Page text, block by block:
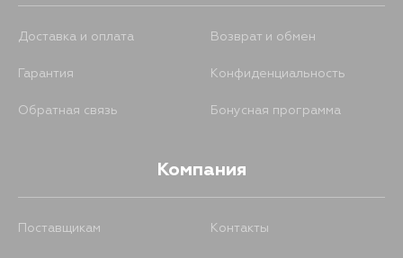
Доставка и оплата Возврат и обмен
Гарантия Конфиденциальность
Обратная связь Бонусная программа
Компания
Поставщикам Контакты